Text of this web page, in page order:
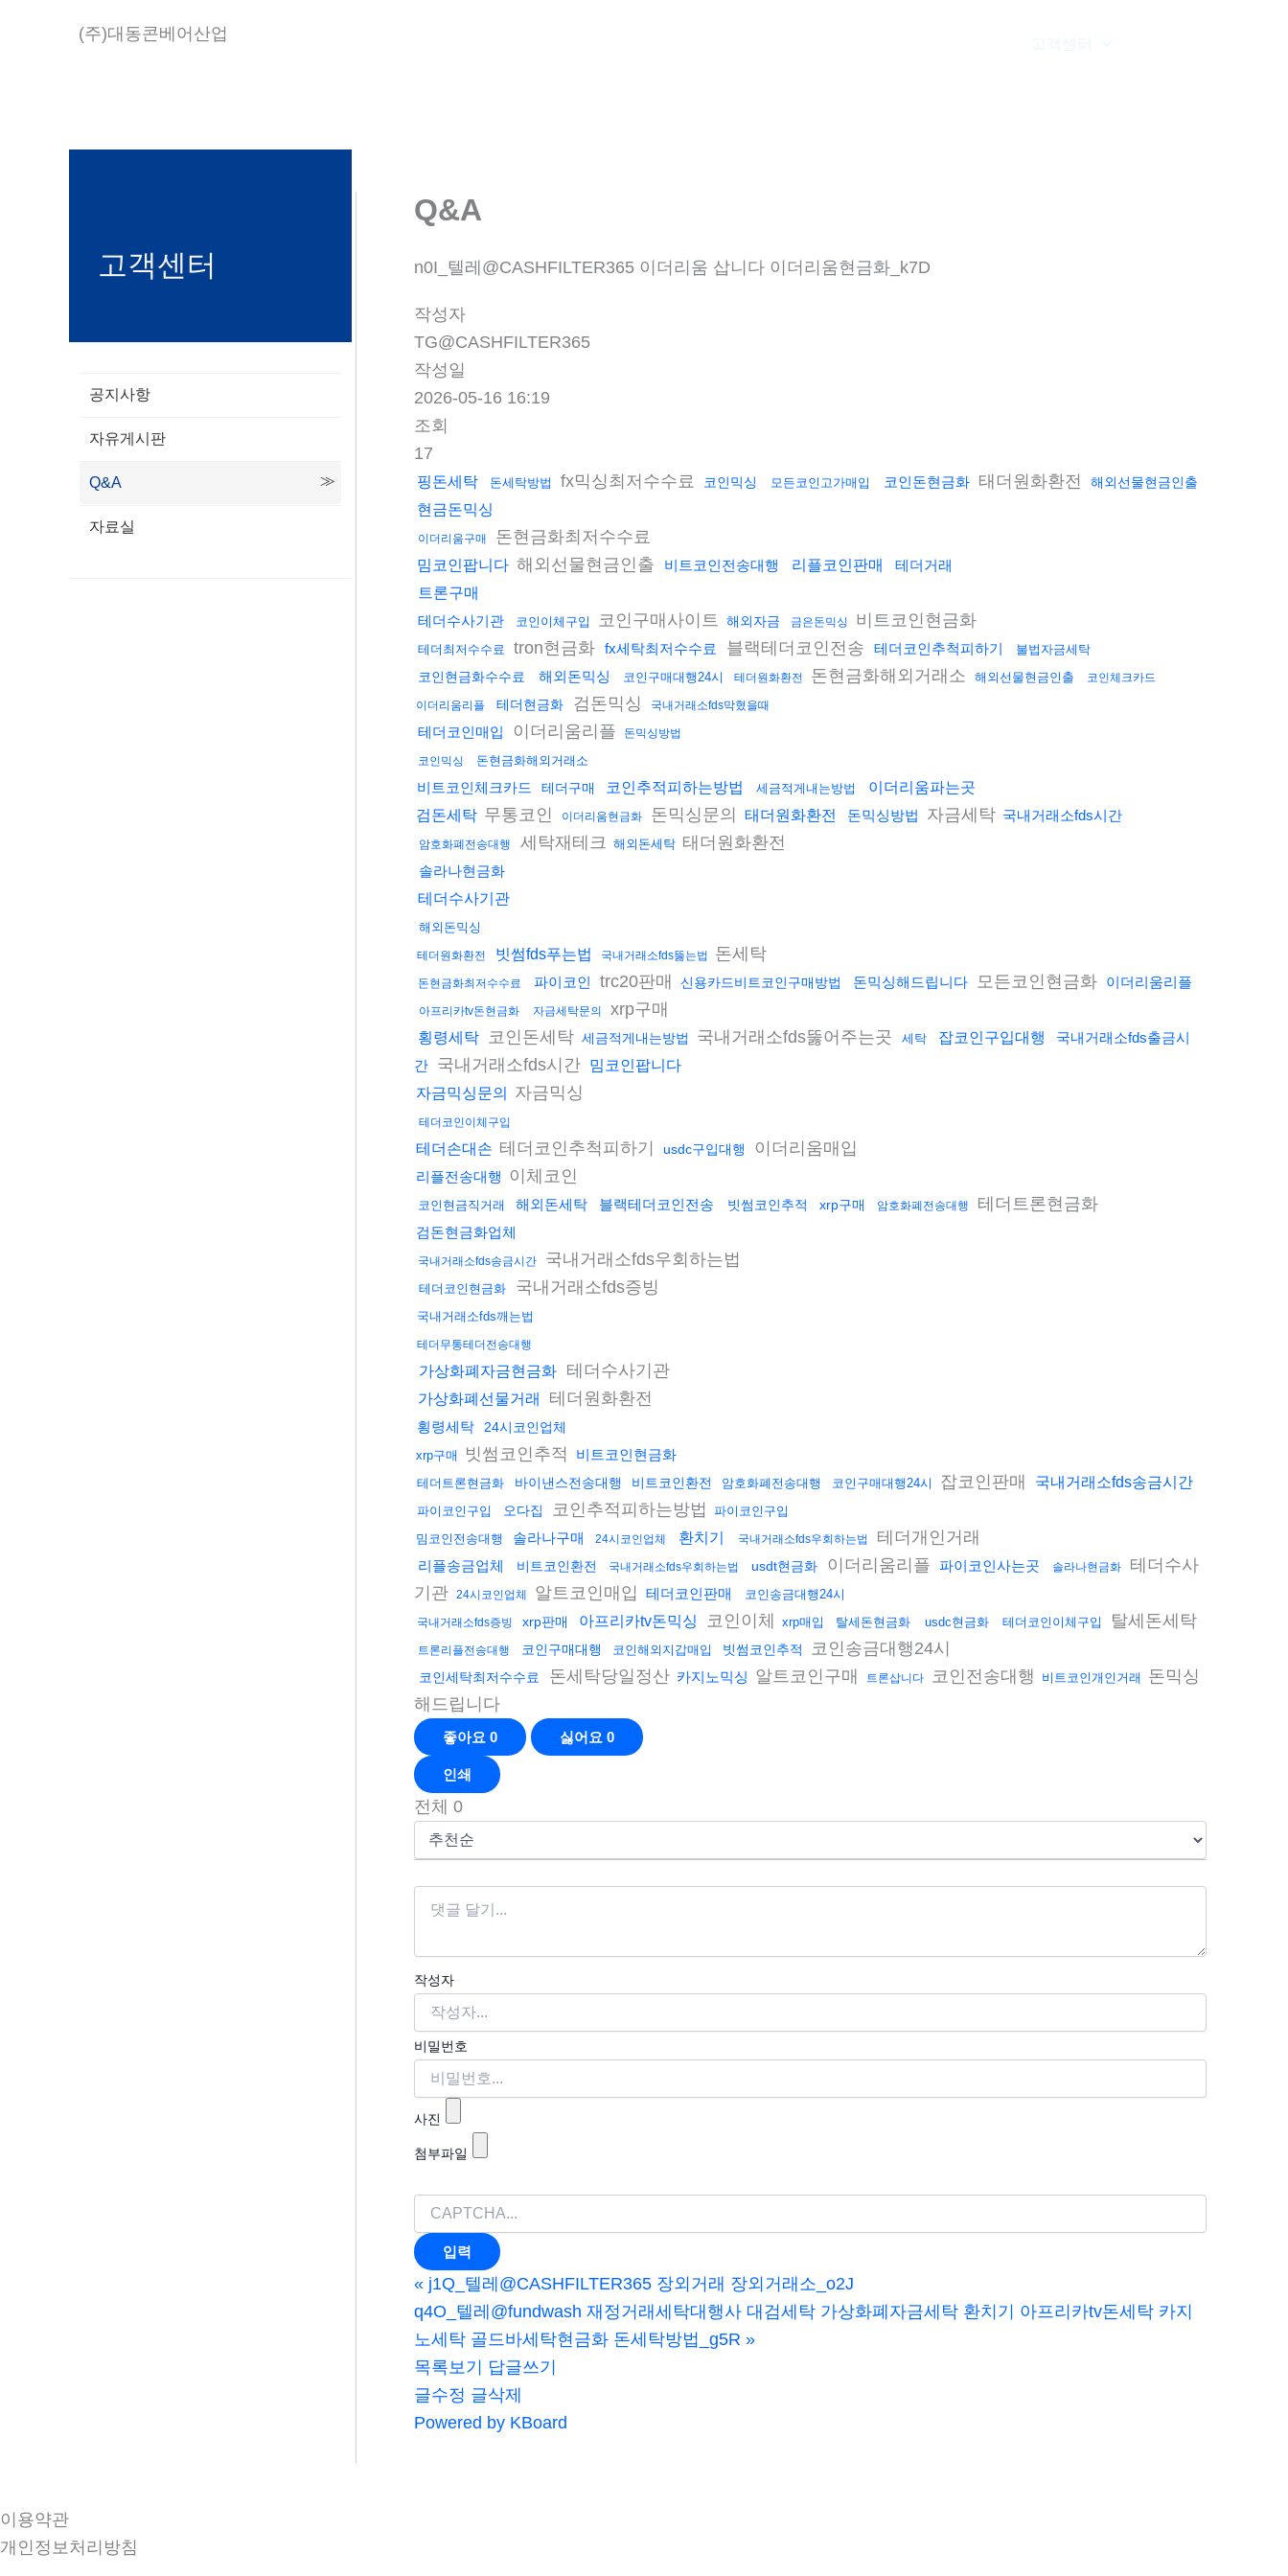
(주)대동콘베어산업
고객센터
고객센터
공지사항
자유게시판
Q&A
자료실
Q&A
n0I_텔레@CASHFILTER365 이더리움 삽니다 이더리움현금화_k7D
작성자
TG@CASHFILTER365
작성일
2026-05-16 16:19
조회
17
핑돈세탁 돈세탁방법 fx믹싱최저수수료 코인믹싱 모든코인고가매입 코인돈현금화 태더원화환전 해외선물현금인출
현금돈믹싱
이더리움구매 돈현금화최저수수료
밈코인팝니다 해외선물현금인출 비트코인전송대행 리플코인판매
테더거래
트론구매
테더수사기관
코인이체구입 코인구매사이트 해외자금 금은돈믹싱 비트코인현금화
테더최저수수료 tron현금화 fx세탁최저수수료 블랙테더코인전송 테더코인추척피하기 불법자금세탁
코인현금화수수료 해외돈믹싱 코인구매대행24시 테더원화환전 돈현금화해외거래소 해외선물현금인출 코인체크카드
이더리움리플 테더현금화 검돈믹싱 국내거래소fds막혔을때
테더코인매입 이더리움리플 돈믹싱방법
코인믹싱 돈현금화해외거래소
비트코인체크카드 테더구매 코인추적피하는방법 세금적게내는방법
이더리움파는곳
검돈세탁 무통코인 이더리움현금화 돈믹싱문의 태더원화환전 돈믹싱방법 자금세탁 국내거래소fds시간
암호화폐전송대행 세탁재테크 해외돈세탁 태더원화환전
솔라나현금화
테더수사기관
해외돈믹싱
테더원화환전 빗썸fds푸는법 국내거래소fds뚫는법 돈세탁
돈현금화최저수수료 파이코인 trc20판매 신용카드비트코인구매방법 돈믹싱해드립니다 모든코인현금화 이더리움리플
아프리카tv돈현금화 자금세탁문의 xrp구매
횡령세탁 코인돈세탁 세금적게내는방법 국내거래소fds뚫어주는곳 세탁 잡코인구입대행
국내거래소fds출금시
간 국내거래소fds시간 밈코인팝니다
자금믹싱문의
자금믹싱
테더코인이체구입
테더손대손 테더코인추척피하기 usdc구입대행 이더리움매입
리플전송대행 이체코인
코인현금직거래 해외돈세탁 블랙테더코인전송 빗썸코인추적 xrp구매 암호화폐전송대행 테더트론현금화
검돈현금화업체
국내거래소fds송금시간 국내거래소fds우회하는법
테더코인현금화 국내거래소fds증빙
국내거래소fds깨는법
테더무통테더전송대행
가상화폐자금현금화 테더수사기관
가상화폐선물거래 테더원화환전
횡령세탁 24시코인업체
xrp구매 빗썸코인추적 비트코인현금화
테더트론현금화 바이낸스전송대행 비트코인환전 암호화폐전송대행 코인구매대행24시 잡코인판매 국내거래소fds송금시간
파이코인구입 오다집 코인추적피하는방법
파이코인구입
밈코인전송대행
솔라나구매 24시코인업체 환치기 국내거래소fds우회하는법 테더개인거래
리플송금업체 비트코인환전 국내거래소fds우회하는법 usdt현금화 이더리움리플 파이코인사는곳 솔라나현금화
테더수사
기관 24시코인업체 알트코인매입 테더코인판매 코인송금대행24시
국내거래소fds증빙 xrp판매 아프리카tv돈믹싱 코인이체 xrp매입 탈세돈현금화 usdc현금화 테더코인이체구입 탈세돈세탁
트론리플전송대행 코인구매대행 코인해외지갑매입 빗썸코인추적 코인송금대행24시
코인세탁최저수수료 돈세탁당일정산 카지노믹싱 알트코인구매 트론삽니다 코인전송대행 비트코인개인거래
돈믹싱
해드립니다
좋아요 0 싫어요 0
인쇄
전체 0
작성자
비밀번호
사진
첨부파일
« j1Q_텔레@CASHFILTER365 장외거래 장외거래소_o2J
q4O_텔레@fundwash 재정거래세탁대행사 대검세탁 가상화폐자금세탁 환치기 아프리카tv돈세탁 카지
노세탁 골드바세탁현금화 돈세탁방법_g5R »
목록보기
답글쓰기
글수정 글삭제
Powered by KBoard
이용약관
개인정보처리방침